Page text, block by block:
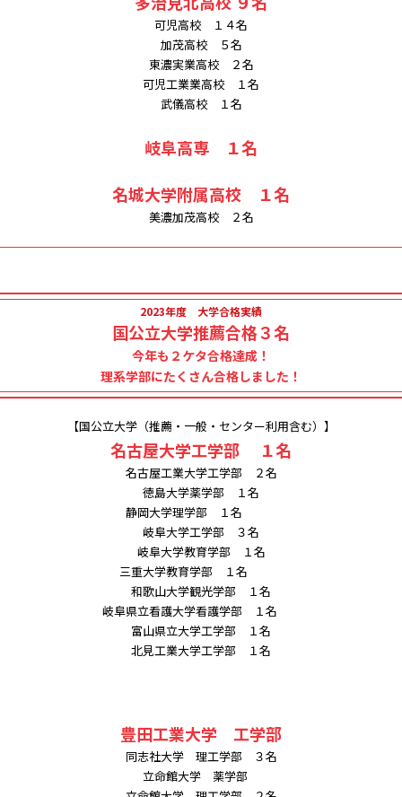
可児高校 １４名
加茂高校 ５名
東濃実業高校 ２名
可児工業業高校 １名
武儀高校 １名
岐阜高専 １名
名城大学附属高校 １名
美濃加茂高校 ２名
2023年度 大学合格実績
国公立大学推薦合格３名
今年も２ケタ合格達成！
理系学部にたくさん合格しました！
【国公立大学（推薦・一般・センター利用含む）】
名古屋大学工学部 １名
名古屋工業大学工学部 ２名
徳島大学薬学部 １名
静岡大学理学部 １名
岐阜大学工学部 ３名
岐阜大学教育学部 １名
三重大学教育学部 １名
和歌山大学観光学部 １名
岐阜県立看護大学看護学部 １名
富山県立大学工学部 １名
北見工業大学工学部 １名
豊田工業大学 工学部
同志社大学 理工学部 ３名
立命館大学 薬学部